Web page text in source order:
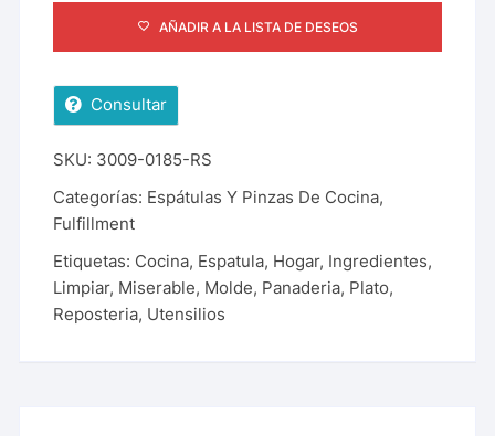
AÑADIR A LA LISTA DE DESEOS
Consultar
SKU: 3009-0185-RS
Categorías: Espátulas Y Pinzas De Cocina,
Fulfillment
Etiquetas: Cocina, Espatula, Hogar, Ingredientes,
Limpiar, Miserable, Molde, Panaderia, Plato,
Reposteria, Utensilios